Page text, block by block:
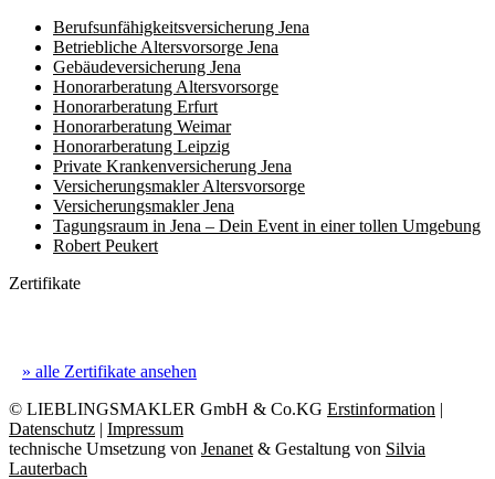
Berufs­unfähigkeits­­versicherung Jena
Betriebliche Altersvorsorge Jena
Gebäudeversicherung Jena
Honorar­beratung Altersvorsorge
Honorar­beratung Erfurt
Honorar­beratung Weimar
Honorarberatung Leipzig
Private Kranken­­versicherung Jena
Versicherungsmakler Altersvorsorge
Versicherungs­makler Jena
Tagungsraum in Jena – Dein Event in einer tollen Umgebung
Robert Peukert
Zertifikate
» alle Zertifikate ansehen
© LIEBLINGSMAKLER GmbH & Co.KG Erstinformation |
Datenschutz | Impressum
technische Umsetzung von Jenanet & Gestaltung von Silvia
Lauterbach